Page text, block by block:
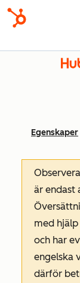
Egenskaper
är endast
med
och har
engelska
därför